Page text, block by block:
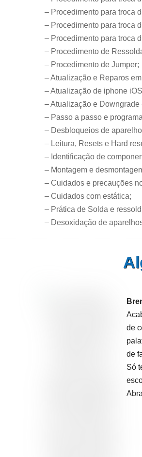
– Procedimento para troca
– Procedimento para troca
– Procedimento para troca
– Procedimento de
– Procedimento de Jumper;
– Atualização e Reparos
– Atualização de iphone
– Atualização e Downgrade
– Passo a passo e
– Desbloqueios de
– Leitura, Resets e Hard
– Identificação de
– Montagem e
– Cuidados e precauções
– Cuidados com estática;
– Prática de Solda e
– Desoxidação de
de
de
Só